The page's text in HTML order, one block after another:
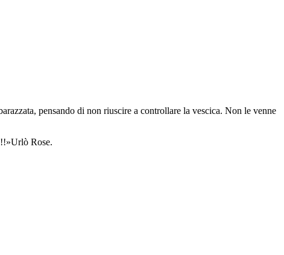
pensando di non riuscire a controllare la vescica. Non le venne
Rose.